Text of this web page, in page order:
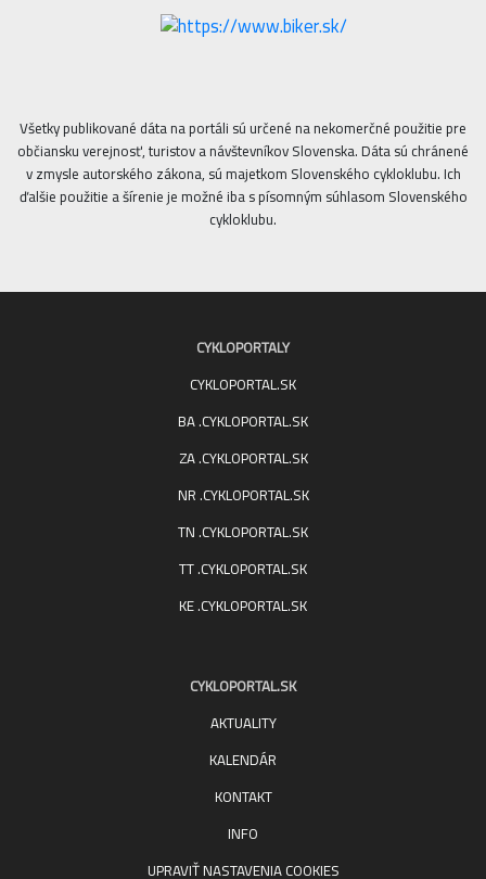
Všetky publikované dáta na portáli sú určené na nekomerčné použitie pre
občiansku verejnosť, turistov a návštevníkov Slovenska. Dáta sú chránené
v zmysle autorského zákona, sú majetkom Slovenského cykloklubu. Ich
ďalšie použitie a šírenie je možné iba s písomným súhlasom Slovenského
cykloklubu.
CYKLOPORTALY
CYKLOPORTAL.SK
BA .CYKLOPORTAL.SK
ZA .CYKLOPORTAL.SK
NR .CYKLOPORTAL.SK
TN .CYKLOPORTAL.SK
TT .CYKLOPORTAL.SK
KE .CYKLOPORTAL.SK
CYKLOPORTAL.SK
AKTUALITY
KALENDÁR
KONTAKT
INFO
UPRAVIŤ NASTAVENIA COOKIES